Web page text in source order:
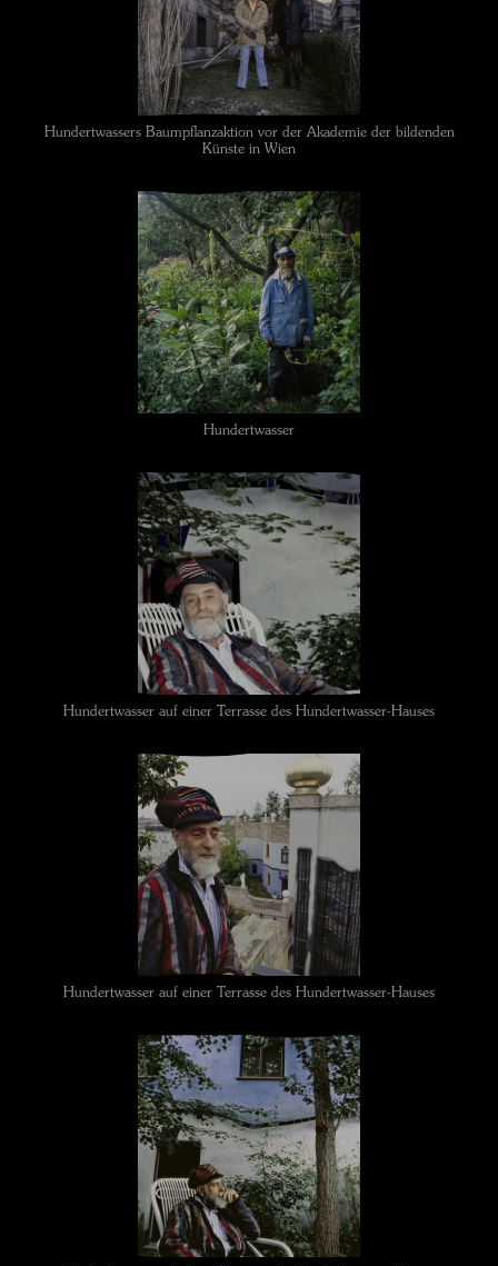
Hundertwassers Baumpflanzaktion vor der Akademie der bildenden
Künste in Wien
Hundertwasser
Hundertwasser auf einer Terrasse des Hundertwasser-Hauses
Hundertwasser auf einer Terrasse des Hundertwasser-Hauses